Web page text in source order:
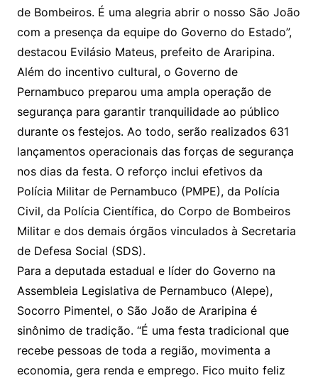
de Bombeiros. É uma alegria abrir o nosso São João
com a presença da equipe do Governo do Estado”,
destacou Evilásio Mateus, prefeito de Araripina.
Além do incentivo cultural, o Governo de
Pernambuco preparou uma ampla operação de
segurança para garantir tranquilidade ao público
durante os festejos. Ao todo, serão realizados 631
lançamentos operacionais das forças de segurança
nos dias da festa. O reforço inclui efetivos da
Polícia Militar de Pernambuco (PMPE), da Polícia
Civil, da Polícia Científica, do Corpo de Bombeiros
Militar e dos demais órgãos vinculados à Secretaria
de Defesa Social (SDS).
Para a deputada estadual e líder do Governo na
Assembleia Legislativa de Pernambuco (Alepe),
Socorro Pimentel, o São João de Araripina é
sinônimo de tradição. “É uma festa tradicional que
recebe pessoas de toda a região, movimenta a
economia, gera renda e emprego. Fico muito feliz